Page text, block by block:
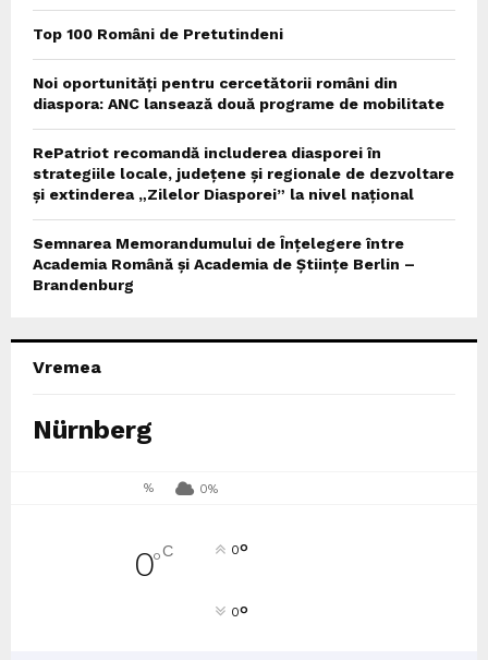
Top 100 Români de Pretutindeni
Noi oportunități pentru cercetătorii români din
diaspora: ANC lansează două programe de mobilitate
RePatriot recomandă includerea diasporei în
strategiile locale, județene și regionale de dezvoltare
și extinderea „Zilelor Diasporei” la nivel național
Semnarea Memorandumului de Înțelegere între
Academia Română și Academia de Științe Berlin –
Brandenburg
Vremea
Nürnberg
% 0%
0°C 0°
0°